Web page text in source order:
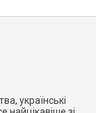
українські